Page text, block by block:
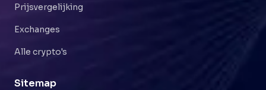
Prijsvergelijking
Exchanges
Alle crypto's
Sitemap